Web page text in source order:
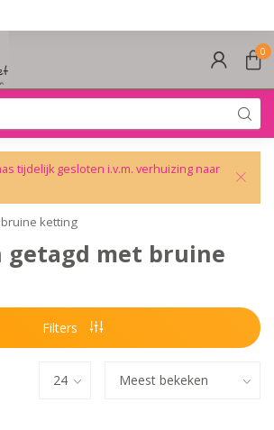
0
tijdelijk gesloten i.v.m. verhuizing naar
bruine ketting
getagd met bruine
Filters